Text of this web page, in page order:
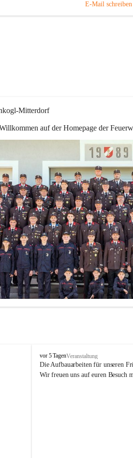
E-Mail schreiben
Mitterdorf
auf der Homepage der
F
F
H
vor 5 TagenVeranstaltung
Die Aufbauarbeiten für unseren
Wir freuen uns auf euren Besuch